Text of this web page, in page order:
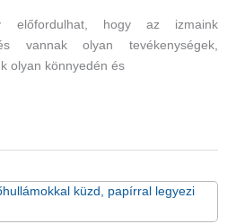
előfordulhat, hogy az izmaink
vannak olyan tevékenységek,
olyan könnyedén és